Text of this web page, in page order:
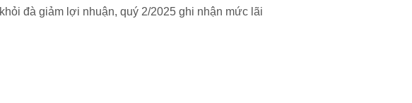
đà giảm lợi nhuận, quý 2/2025 ghi nhận mức lãi